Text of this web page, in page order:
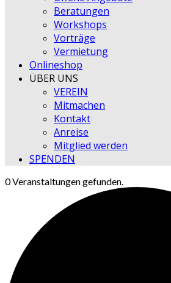
Beratungen
Workshops
Vorträge
Vermietung
Onlineshop
ÜBER UNS
VEREIN
Mitmachen
Kontakt
Anreise
Mitglied werden
SPENDEN
0 Veranstaltungen gefunden.